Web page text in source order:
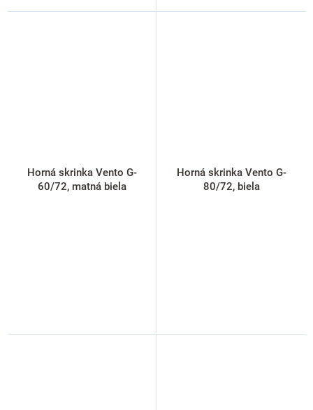
Horná skrinka Vento G-
60/72, matná biela
Horná skrinka Vento G-
80/72, biela